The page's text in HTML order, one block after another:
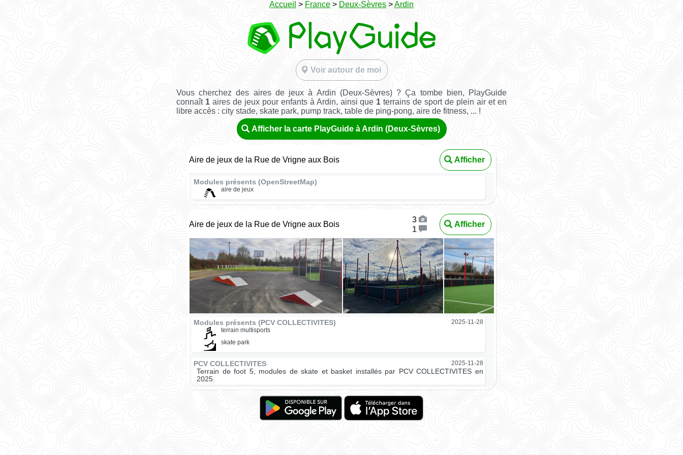
Accueil > France > Deux-Sèvres >Ardin
Voir autour de moi
Vous cherchez des aires de jeux à Ardin (Deux-Sèvres) ? Ça tombe bien, PlayGuide
connaît 1aires de jeux pour enfants à Ardin, ainsi que 1 terrains de sport de plein air et en
libre accès : city stade, skate park, pump track, table de ping-pong, aire de fitness, ... !
Afficher la carte PlayGuide à Ardin (Deux-Sèvres)
Aire de jeux de la Rue de Vrigne aux Bois Afficher
Modules présents (OpenStreetMap)
aire de jeux
Aire de jeux de la Rue de Vrigne aux Bois
3
1
Afficher
Modules présents (PCV COLLECTIVITES) 2025-11-28
terrain multisports
skate park
PCV COLLECTIVITES 2025-11-28
Terrain de foot 5, modules de skate et basket installés par PCV COLLECTIVITES en
2025.